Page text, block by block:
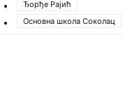
Ђорђе Рајић
Основна школа Соколац